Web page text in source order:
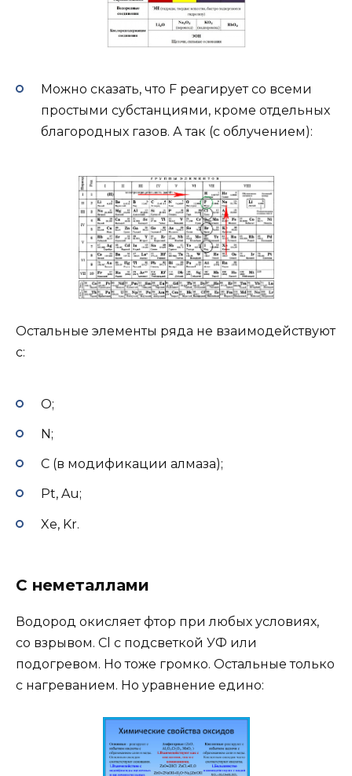
Можно сказать, что F реагирует со всеми
простыми субстанциями, кроме отдельных
благородных газов. А так (с облучением):
Остальные элементы ряда не взаимодействуют
с:
O;
N;
С (в модификации алмаза);
Pt, Au;
Xe, Kr.
С неметаллами
Водород окисляет фтор при любых условиях,
со взрывом. Cl с подсветкой УФ или
подогревом. Но тоже громко. Остальные только
с нагреванием. Но уравнение едино: